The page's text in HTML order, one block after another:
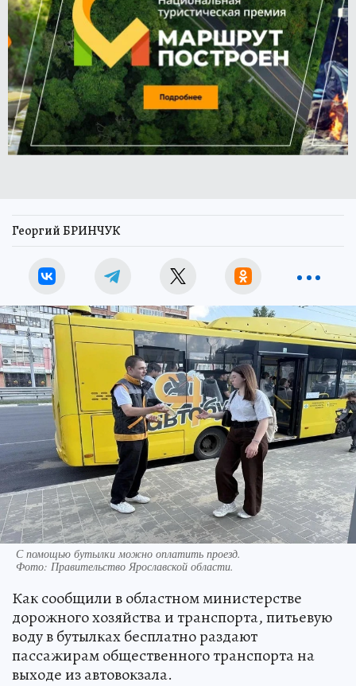
Георгий БРИНЧУК
С помощью бутылки можно оплатить проезд.
Фото: Правительство Ярославской области.
Как сообщили в областном министерстве
дорожного хозяйства и транспорта, питьевую
воду в бутылках бесплатно раздают
пассажирам общественного транспорта на
выходе из автовокзала.